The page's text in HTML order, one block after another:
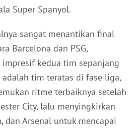
Super Spanyol.
sangat menantikan final
Barcelona dan PSG,
kedua tim sepanjang
tim teratas di fase liga,
ritme terbaiknya setelah
City, lalu menyingkirkan
dan Arsenal untuk mencapai